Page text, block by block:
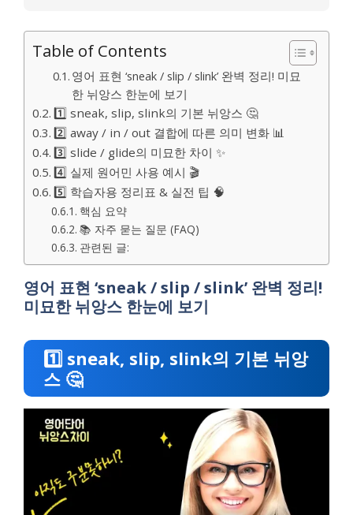
Table of Contents
영어 표현 ‘sneak / slip / slink’ 완벽 정리! 미묘
한 뉘앙스 한눈에 보기
1️⃣ sneak, slip, slink의 기본 뉘앙스 🤔
2️⃣ away / in / out 결합에 따른 의미 변화 📊
3️⃣ slide / glide의 미묘한 차이 ✨
4️⃣ 실제 원어민 사용 예시 🎬
5️⃣ 학습자용 정리표 & 실전 팁 🧠
핵심 요약
📚 자주 묻는 질문 (FAQ)
관련된 글:
영어 표현 ‘sneak / slip / slink’ 완벽 정리!
미묘한 뉘앙스 한눈에 보기
1️⃣ sneak, slip, slink의 기본 뉘앙
스 🤔